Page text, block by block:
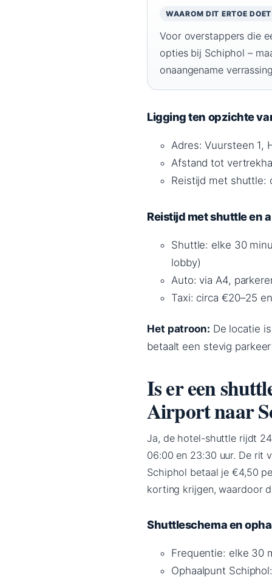
WAAROM DIT ERTOE DOET
Voor overstappers die
opties bij Schiphol –
onaangename
Ligging ten opzichte
Adres: Vuursteen 1,
Afstand tot
Reistijd met shuttle:
Reistijd met shuttle en
Shuttle: elke 30
lobby)
Auto: via A4,
Taxi: circa €20–25
Het patroon: De locatie
betaalt een stevig
Is er een
Airport naar
Ja, de hotel-shuttle rijdt
06:00 en 23:30 uur. De rit
Schiphol betaal je €4,50
korting krijgen, waardoor
Shuttleschema en
Frequentie: elke 30
Ophaalpunt